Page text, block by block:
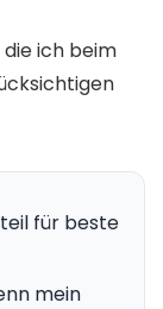
ich beim
für beste
mein